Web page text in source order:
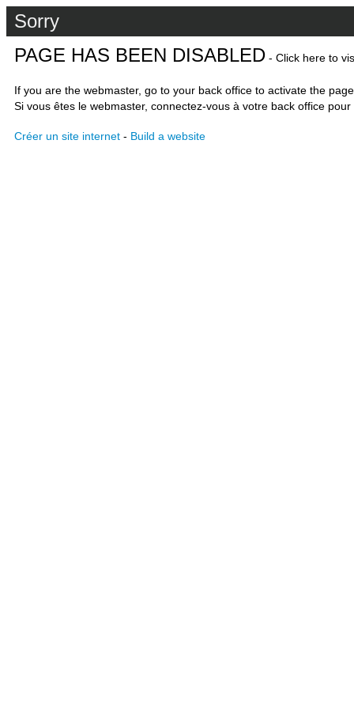
Sorry
PAGE HAS BEEN DISABLED - Click here to
If you are the webmaster, go to your back office to activate the
Si vous êtes le webmaster, connectez-vous à votre back office
Créer un site internet - Build a website